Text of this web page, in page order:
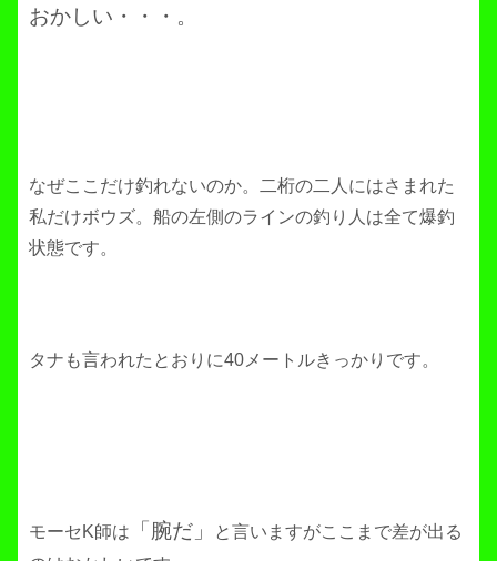
おかしい・・・。
なぜここだけ釣れないのか。二桁の二人にはさまれた
私だけボウズ。船の左側のラインの釣り人は全て爆釣
状態です。
タナも言われたとおりに40メートルきっかりです。
モーセK師は 「腕だ」
と言いますがここまで差が出る